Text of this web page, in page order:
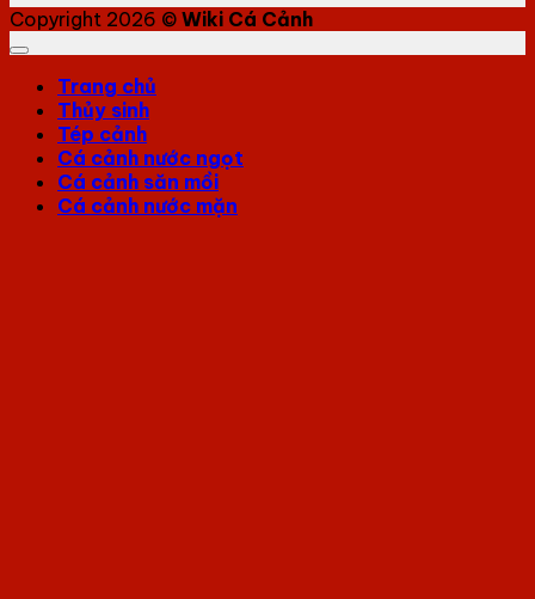
Copyright 2026 © Wiki Cá Cảnh
Trang chủ
Thủy sinh
Tép cảnh
Cá cảnh nước ngọt
Cá cảnh săn mồi
Cá cảnh nước mặn